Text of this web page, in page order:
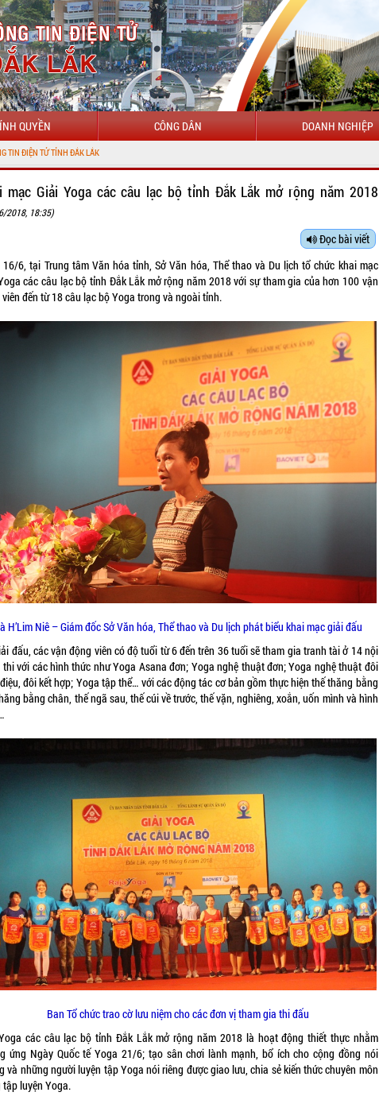
QUYỀN CÔNG DÂN DOANH NGHIỆP
mạc Giải Yoga các câu lạc bộ tỉnh Đắk Lắk mở rộng năm 2018
2018, 18:35)
Đọc bài viết
16/6, tại Trung tâm Văn hóa tỉnh, Sở Văn hóa, Thể thao và Du lịch tổ chức khai mạc
các câu lạc bộ tỉnh Đắk Lắk mở rộng năm 2018 với sự tham gia của hơn 100 vận
đến từ 18 câu lạc bộ Yoga trong và ngoài tỉnh.
H’Lim Niê – Giám đốc Sở Văn hóa, Thể thao và Du lịch phát biểu khai mạc giải đấu
đấu, các vận động viên có độ tuổi từ 6 đến trên 36 tuổi sẽ tham gia tranh tài ở 14 nội
với các hình thức như Yoga Asana đơn; Yoga nghệ thuật đơn; Yoga nghệ thuật đôi
đôi kết hợp; Yoga tập thể… với các động tác cơ bản gồm thực hiện thế thăng bằng
bằng chân, thế ngã sau, thế cúi về trước, thế vặn, nghiêng, xoắn, uốn mình và hình
Ban Tổ chức trao cờ lưu niệm cho các đơn vị tham gia thi đấu
các câu lạc bộ tỉnh Đắk Lắk mở rộng năm 2018 là hoạt động thiết thực nhằm
ứng Ngày Quốc tế Yoga 21/6; tạo sân chơi lành mạnh, bổ ích cho cộng đồng nói
và những người luyện tập Yoga nói riêng được giao lưu, chia sẻ kiến thức chuyên môn
tập luyện Yoga.